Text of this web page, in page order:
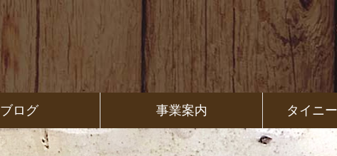
ブログ 事業案内 タイニ